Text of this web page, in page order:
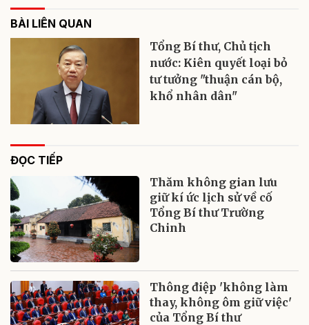
BÀI LIÊN QUAN
Tổng Bí thư, Chủ tịch
nước: Kiên quyết loại bỏ
tư tưởng "thuận cán bộ,
khổ nhân dân"
ĐỌC TIẾP
Thăm không gian lưu
giữ kí ức lịch sử về cố
Tổng Bí thư Trường
Chinh
Thông điệp 'không làm
thay, không ôm giữ việc'
của Tổng Bí thư